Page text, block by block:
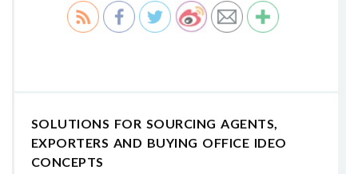
SOLUTIONS FOR SOURCING AGENTS,
EXPORTERS AND BUYING OFFICE IDEO
CONCEPTS